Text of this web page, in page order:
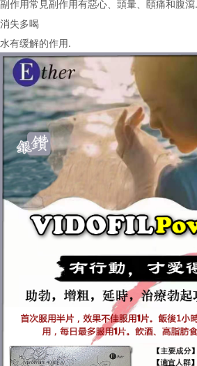
副作用常見副作用有惡心、頭暈、頤痛和腹
消失多喝
水有缓解的作用.